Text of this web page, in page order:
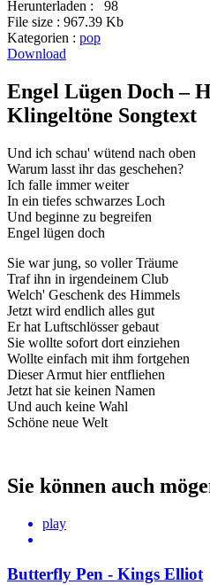
Herunterladen :
98
File size : 967.39 Kb
Kategorien : pop
Download
Engel Lügen Doch –
Klingeltöne Songtext
Und ich schau' wütend nach oben
Warum lasst ihr das geschehen?
Ich falle immer weiter
In ein tiefes schwarzes Loch
Und beginne zu begreifen
Engel lügen doch
Sie war jung, so voller Träume
Traf ihn in irgendeinem Club
Welch' Geschenk des Himmels
Jetzt wird endlich alles gut
Er hat Luftschlösser gebaut
Sie wollte sofort dort einziehen
Wollte einfach mit ihm fortgehen
Dieser Armut hier entfliehen
Jetzt hat sie keinen Namen
Und auch keine Wahl
Schöne neue Welt
Sie können auch
play
Butterfly Pen - Kings Elliot